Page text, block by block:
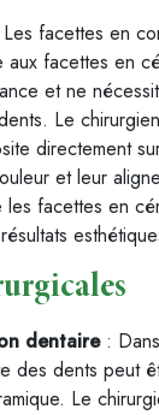
facettes en
aux facettes en
et ne
Le
directement
et leur
facettes en
dentaire:
des dents peut
Le